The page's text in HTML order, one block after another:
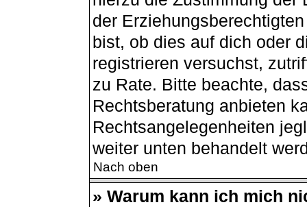
der
bist, ob dies auf dich oder
registrieren versuchst,
zu Rate. Bitte beachte,
Rechtsberatung anbieten
Rechtsangelegenheiten
weiter unten behandelt
Nach oben
» Warum kann ich mich